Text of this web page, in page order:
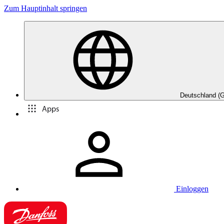
Zum Hauptinhalt springen
Deutschland
Apps
Einloggen